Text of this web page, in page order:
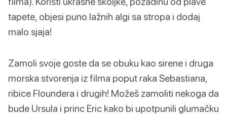
tapete, objesi puno lažnih algi sa stropa i dodaj
malo sjaja!
Zamoli svoje goste da se obuku kao sirene i druga
morska stvorenja iz filma poput raka Sebastiana,
ribice Floundera i drugih! Možeš zamoliti nekoga da
bude Ursula i princ Eric kako bi upotpunili glumačku